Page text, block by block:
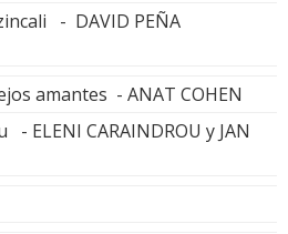
- DAVID PEÑA
amantes - ANAT COHEN
- ELENI CARAINDROU y JAN